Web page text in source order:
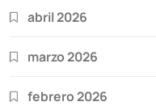
abril 2026
marzo 2026
febrero 2026